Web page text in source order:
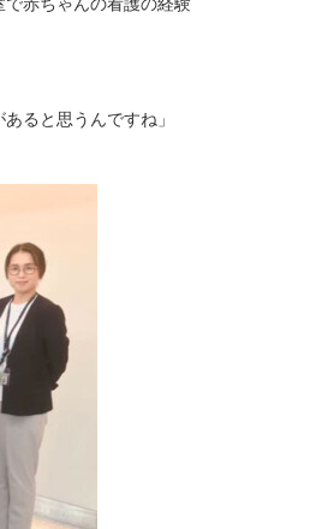
ると思うんですね」